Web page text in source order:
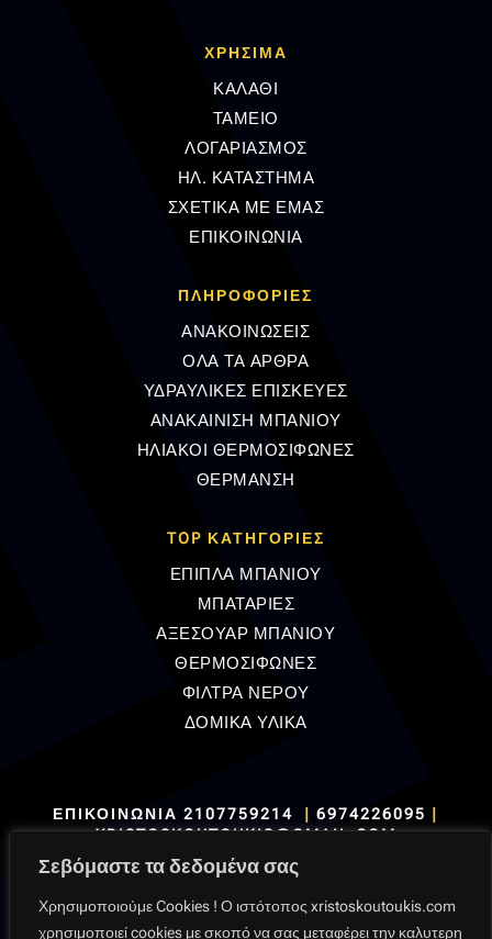
Σεβόμαστε τα δεδομένα σας
Χρησιμοποιούμε Cookies ! Ο ιστότοπος xristoskoutoukis.com
χρησιμοποιεί cookies με σκοπό να σας μεταφέρει την καλυτερη
ΧΡΗΣΙΜΑ
ΚΑΛΑΘΙ
ΤΑΜΕΙΟ
ΛΟΓΑΡΙΑΣΜΟΣ
ΗΛ. ΚΑΤΑΣΤΗΜΑ
ΣΧΕΤΙΚΑ ΜΕ ΕΜΑΣ
ΕΠΙΚΟΙΝΩΝΙΑ
ΠΛΗΡΟΦΟΡΊΕΣ
ΑΝΑΚΟΙΝΩΣΕΙΣ
ΟΛΑ ΤΑ ΑΡΘΡΑ
ΥΔΡΑΥΛΙΚΕΣ ΕΠΙΣΚΕΥΕΣ
ΑΝΑΚΑΙΝΙΣΗ ΜΠΑΝΙΟΥ
ΗΛΙΑΚΟΙ ΘΕΡΜΟΣΙΦΩΝΕΣ
ΘΕΡΜΑΝΣΗ
TOP ΚΑΤΗΓΟΡΙΕΣ
ΕΠΙΠΛΑ ΜΠΑΝΙΟΥ
ΜΠΑΤΑΡΙΕΣ
ΑΞΕΣΟΥΑΡ ΜΠΑΝΙΟΥ
ΘΕΡΜΟΣΙΦΩΝΕΣ
ΦΙΛΤΡΑ ΝΕΡΟΥ
ΔΟΜΙΚΑ ΥΛΙΚΑ
ΕΠΙΚΟΙΝΩΝΙΑ 2107759214 |6974226095
XRISTOSKOUTOUKIS@GMAIL.COM